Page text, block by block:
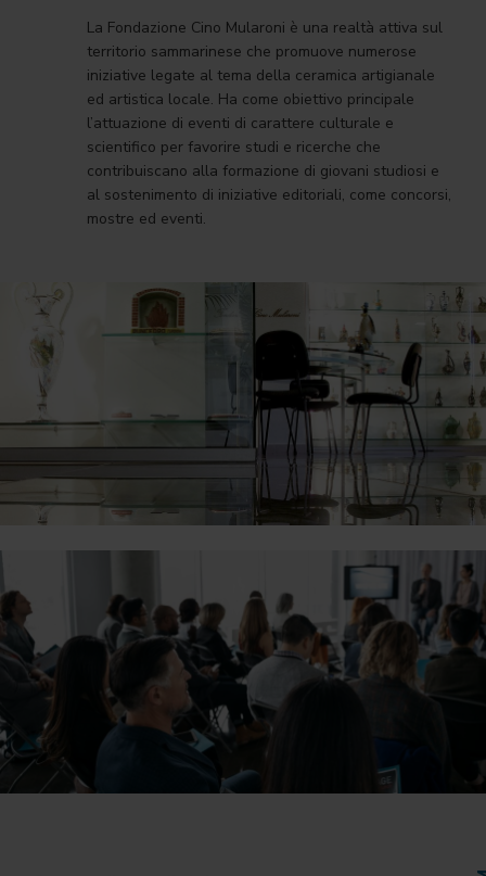
La Fondazione Cino Mularoni è una realtà attiva sul
territorio sammarinese che promuove numerose
iniziative legate al tema della ceramica artigianale
ed artistica locale. Ha come obiettivo principale
l’attuazione di eventi di carattere culturale e
scientifico per favorire studi e ricerche che
contribuiscano alla formazione di giovani studiosi e
al sostenimento di iniziative editoriali, come concorsi,
mostre ed eventi.